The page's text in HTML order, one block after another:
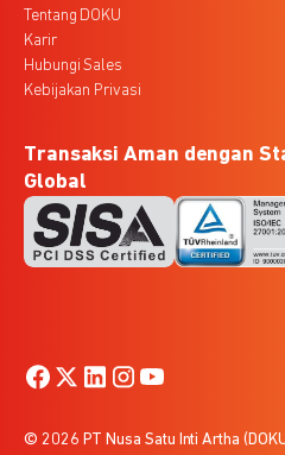
Tentang DOKU
Karir
Hubungi Sales
Kebijakan Privasi
Transaksi Aman dengan
Global
© 2026 PT Nusa Satu Inti Artha